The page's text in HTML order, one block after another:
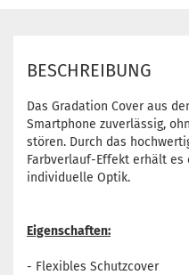
BESCHREIBUNG
Das Gradation Cover aus
Smartphone zuverlässig,
stören. Durch das
Farbverlauf-Effekt erhält es
individuelle Optik.
Eigenschaften:
- Flexibles Schutzcover